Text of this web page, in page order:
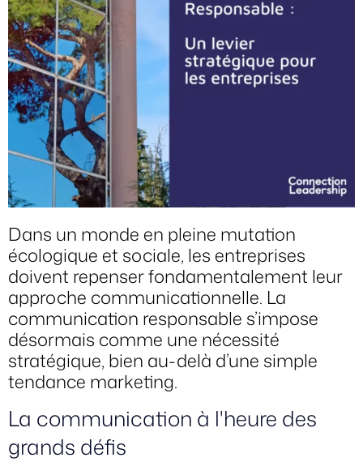
Dans un monde en pleine mutation
écologique et sociale, les entreprises
doivent repenser fondamentalement leur
approche communicationnelle. La
communication responsable s’impose
désormais comme une nécessité
stratégique, bien au-delà d’une simple
tendance marketing.
La communication à l'heure des
grands défis